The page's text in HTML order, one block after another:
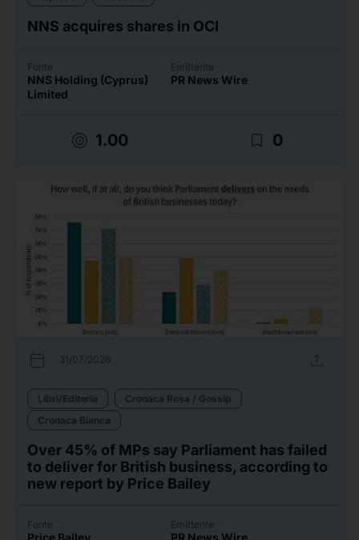
NNS acquires shares in OCI
Fonte
NNS Holding (Cyprus)
Limited
Emittente
PR News Wire
target 1.00 bookmark_border 0
calendar_today 31/07/2026 upload
Libri/Editoria
Cronaca Rosa / Gossip
Cronaca Bianca
Over 45% of MPs say Parliament has failed
to deliver for British business, according to
new report by Price Bailey
Fonte
Price Bailey
Emittente
PR News Wire